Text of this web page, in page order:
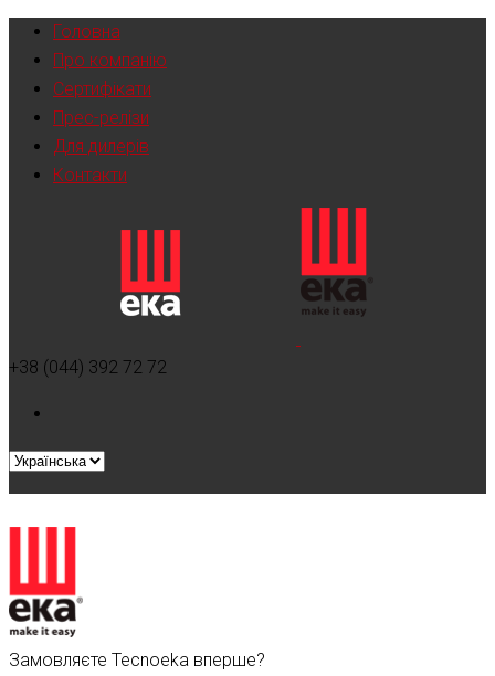
Головна
Про компанію
Сертифікати
Прес-релізи
Для дилерів
Контакти
+38 (044) 392 72 72
Замовляєте Tecnoeka вперше?